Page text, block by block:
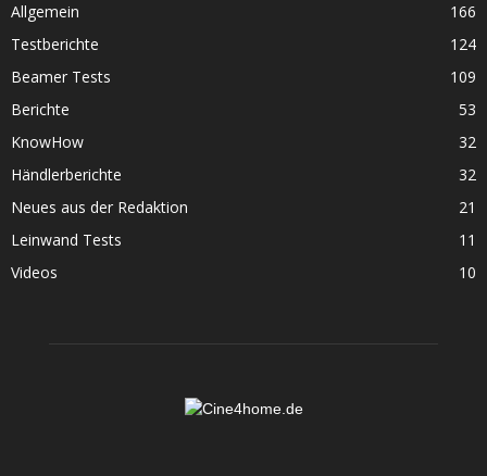
Allgemein
166
Testberichte
124
Beamer Tests
109
Berichte
53
KnowHow
32
Händlerberichte
32
Neues aus der Redaktion
21
Leinwand Tests
11
Videos
10